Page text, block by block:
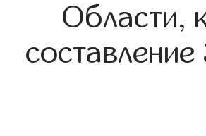
Области,